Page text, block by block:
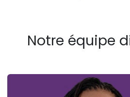
Notre équipe